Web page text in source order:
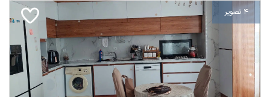
4 تصویر